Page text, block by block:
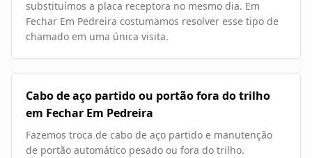
substituímos a placa receptora no mesmo dia. Em
Fechar Em Pedreira costumamos resolver esse tipo de
chamado em uma única visita.
Cabo de aço partido ou portão fora do trilho
em Fechar Em Pedreira
Fazemos troca de cabo de aço partido e manutenção
de portão automático pesado ou fora do trilho.